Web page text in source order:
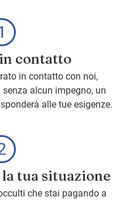
contatto
in contatto con noi,
alcun impegno, un
alle tue esigenze.
tua situazione
che stai pagando a